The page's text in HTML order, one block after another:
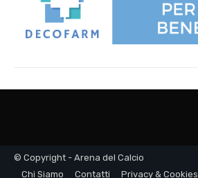
© Copyright - Arena del Calcio
Chi Siamo
Contatti Privacy & Cookies